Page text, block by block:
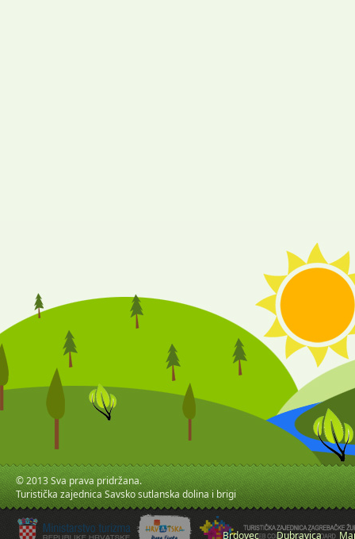
© 2013 Sva prava pridržana.
Turistička zajednica Savsko sutlanska dolina i brigi
Brdovec Dubravica